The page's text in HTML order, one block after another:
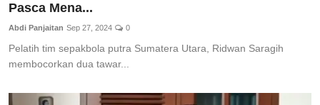
Pasca Mena...
Abdi Panjaitan Sep 27, 2024 0
Pelatih tim sepakbola putra Sumatera Utara, Ridwan Saragih
membocorkan dua tawar...